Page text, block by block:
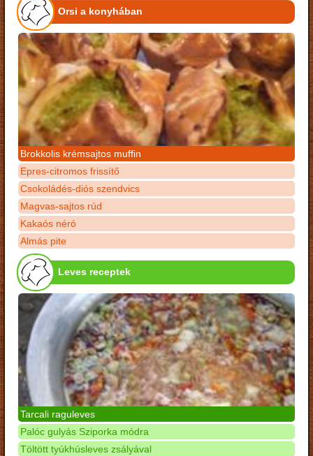
Orsi a konyhában
Brokkolis krémsajtos muffin
Epres-citromos frissítő
Csokoládés-diós szendvics
Magvas-sajtos rúd
Kakaós néró
Almás pite
Leves receptek
Tarcali raguleves
Palóc gulyás Sziporka módra
Töltött tyúkhúsleves zsályával